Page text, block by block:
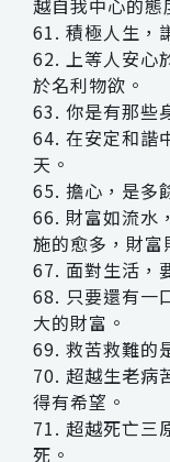
61. 積極人生，
62. 上等人安心
於名利物欲。
63. 你是有那些
64. 在安定和諧
天。
65. 擔心，是多
66. 財富如流水
施的愈多，財富
67. 面對生活，
68. 只要還有一
大的財富。
69. 救苦救難的
70. 超越生老病
得有希望。
71. 超越死亡三
死。